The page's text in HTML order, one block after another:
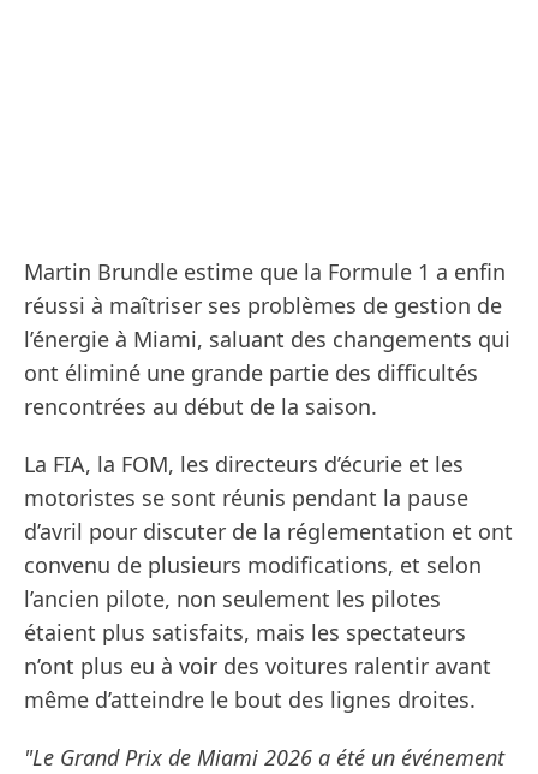
Martin Brundle estime que la Formule 1 a enfin
réussi à maîtriser ses problèmes de gestion de
l’énergie à Miami, saluant des changements qui
ont éliminé une grande partie des difficultés
rencontrées au début de la saison.
La FIA, la FOM, les directeurs d’écurie et les
motoristes se sont réunis pendant la pause
d’avril pour discuter de la réglementation et ont
convenu de plusieurs modifications, et selon
l’ancien pilote, non seulement les pilotes
étaient plus satisfaits, mais les spectateurs
n’ont plus eu à voir des voitures ralentir avant
même d’atteindre le bout des lignes droites.
"Le Grand Prix de Miami 2026 a été un événement